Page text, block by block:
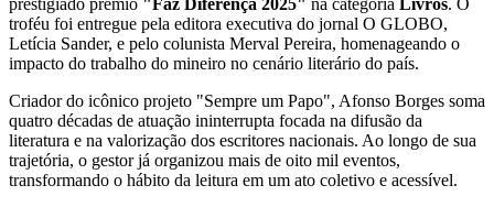
prestigiado prêmio "Faz Diferença 2025" na categoria Livros. O
troféu foi entregue pela editora executiva do jornal O GLOBO,
Letícia Sander, e pelo colunista Merval Pereira, homenageando o
impacto do trabalho do mineiro no cenário literário do país.
Criador do icônico projeto "Sempre um Papo", Afonso Borges soma
quatro décadas de atuação ininterrupta focada na difusão da
literatura e na valorização dos escritores nacionais. Ao longo de sua
trajetória, o gestor já organizou mais de oito mil eventos,
transformando o hábito da leitura em um ato coletivo e acessível.